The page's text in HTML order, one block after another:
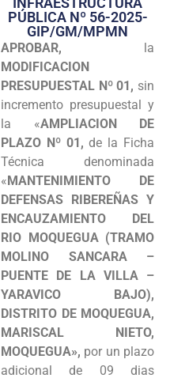
Seguridad
Programas
Intranet
PÚBLICA Nº 56-2025-
GIP/GM/MPMN
APROBAR, la
MODIFICACION
PRESUPUESTAL Nº 01, sin
incremento presupuestal y
la «AMPLIACION DE
PLAZO Nº 01,de la Ficha
Técnica denominada
«MANTENIMIENTO DE
DEFENSAS RIBEREÑAS Y
ENCAUZAMIENTO DEL
RIO MOQUEGUA (TRAMO
MOLINO SANCARA –
PUENTE DE LA VILLA –
YARAVICO BAJO),
DISTRITO DE MOQUEGUA,
MARISCAL NIETO,
MOQUEGUA», por un plazo
adicional de 09 dias